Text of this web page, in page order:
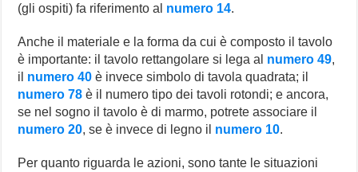
(gli ospiti) fa riferimento al numero 14.
Anche il materiale e la forma da cui è composto il tavolo
è importante: il tavolo rettangolare si lega al numero 49,
il numero 40 è invece simbolo di tavola quadrata; il
numero 78 è il numero tipo dei tavoli rotondi; e ancora,
se nel sogno il tavolo è di marmo, potrete associare il
numero 20, se è invece di legno il numero 10.
Per quanto riguarda le azioni, sono tante le situazioni